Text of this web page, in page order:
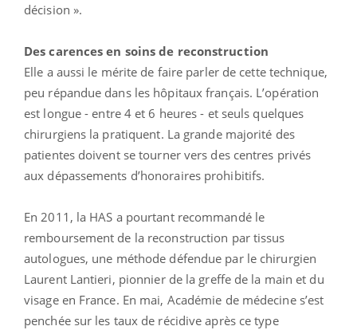
décision ».
Des carences en soins de reconstruction
Elle a aussi le mérite de faire parler de cette technique,
peu répandue dans les hôpitaux français. L’opération
est longue - entre 4 et 6 heures - et seuls quelques
chirurgiens la pratiquent. La grande majorité des
patientes doivent se tourner vers des centres privés
aux dépassements d’honoraires prohibitifs.
En 2011, la HAS a pourtant recommandé le
remboursement de la reconstruction par tissus
autologues, une méthode défendue par le chirurgien
Laurent Lantieri, pionnier de la greffe de la main et du
visage en France. En mai, Académie de médecine s’est
penchée sur les taux de récidive après ce type